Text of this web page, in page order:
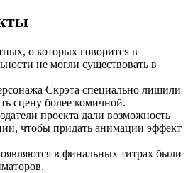
о которых говорится в
не могли существовать в
Скрэта специально лишили
сцену более комичной.
проекта дали возможность
чтобы придать анимации эффект
в финальных титрах были